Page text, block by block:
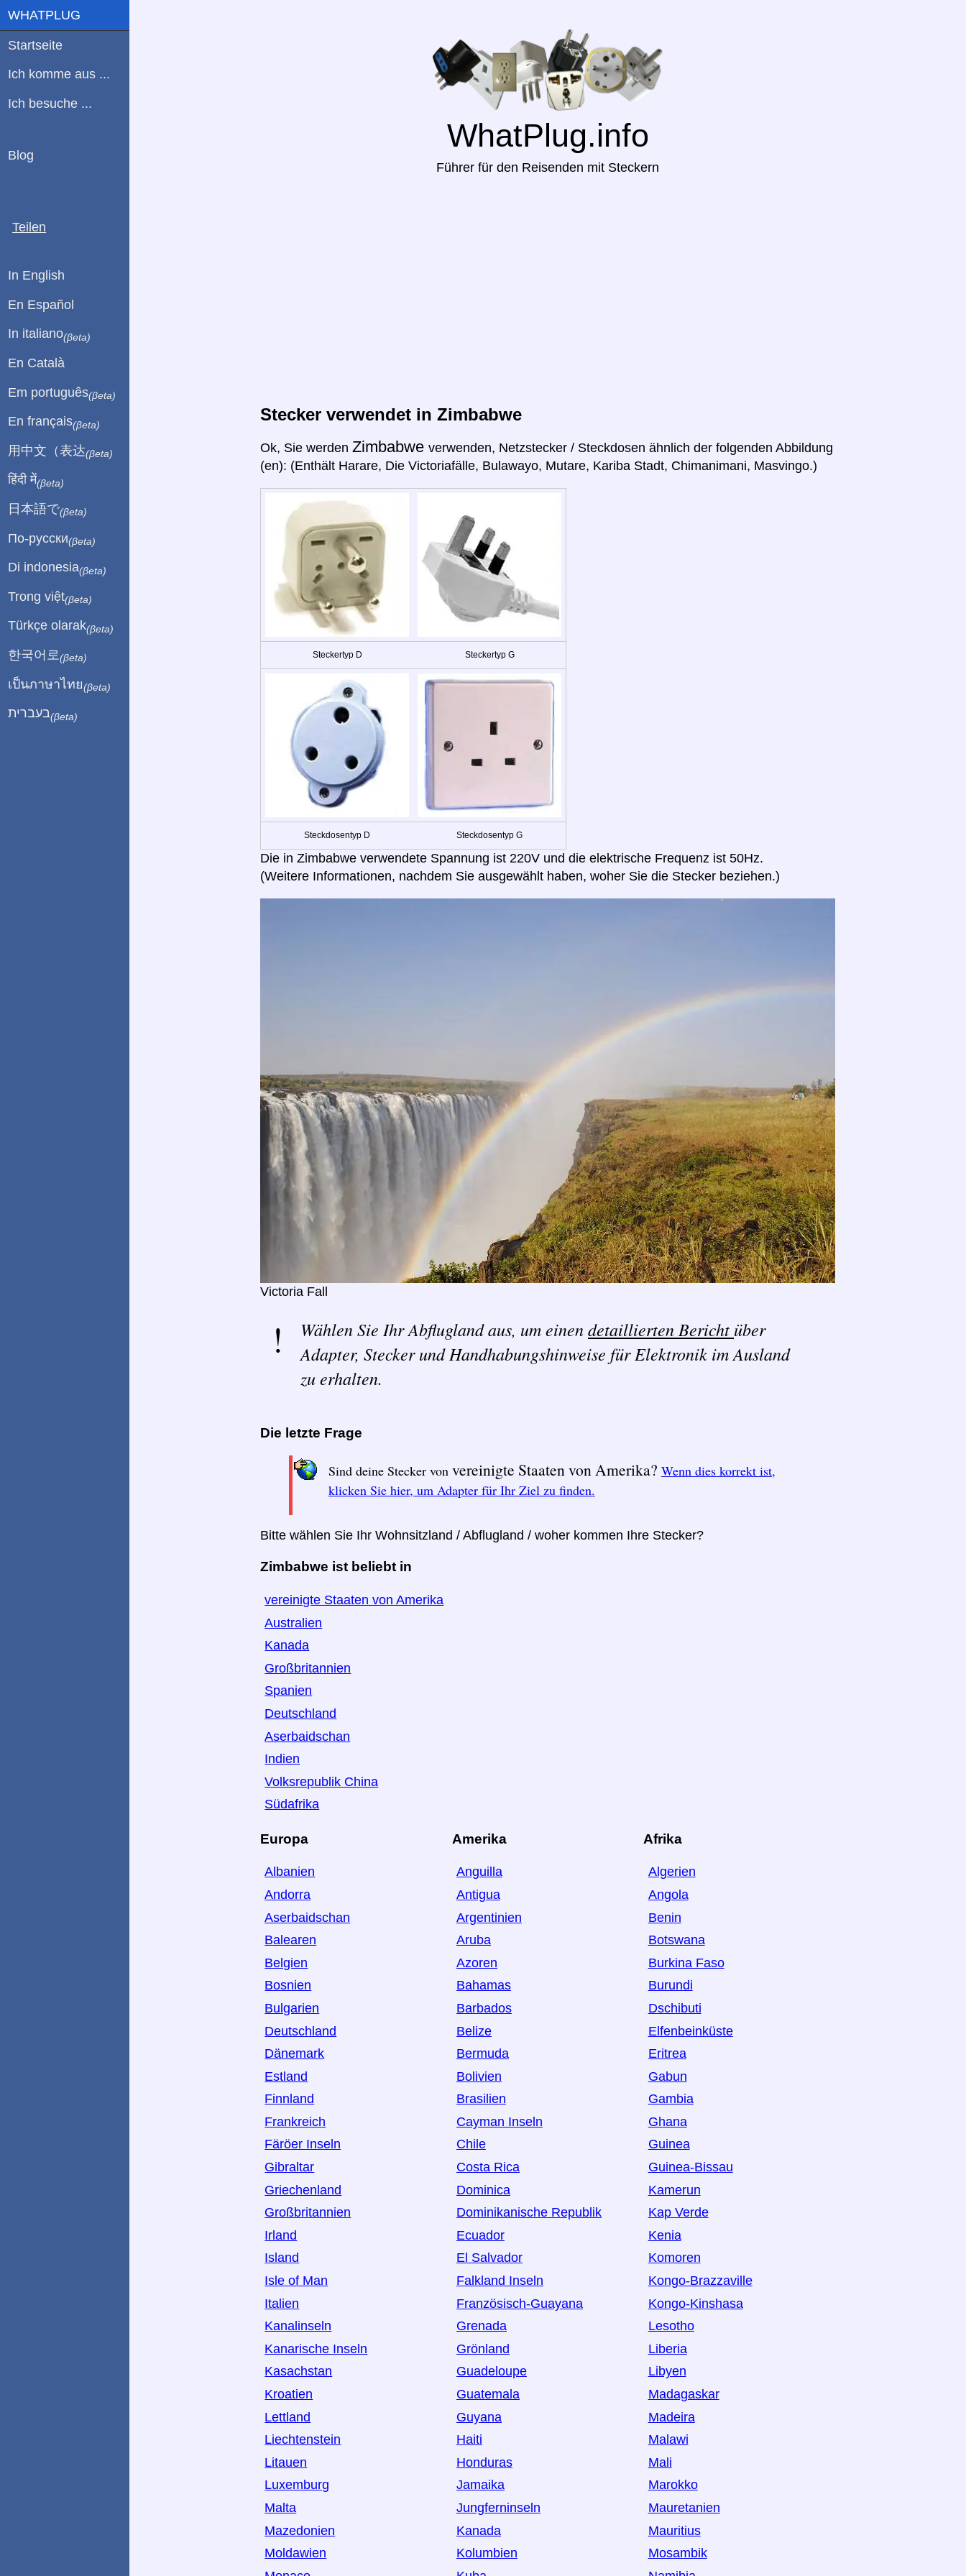
WhatPlug.info
Führer für den Reisenden mit Steckern
Stecker verwendet in Zimbabwe
Ok, Sie werden Zimbabwe verwenden, Netzstecker / Steckdosen ähnlich der folgenden Abbildung
(en): (Enthält Harare, Die Victoriafälle, Bulawayo, Mutare, Kariba Stadt, Chimanimani, Masvingo.)
Steckertyp D Steckertyp G
Steckdosentyp D Steckdosentyp G
Die in Zimbabwe verwendete Spannung ist 220V und die elektrische Frequenz ist 50Hz.
(Weitere Informationen, nachdem Sie ausgewählt haben, woher Sie die Stecker beziehen.)
Victoria Fall
Wählen Sie Ihr Abflugland aus, um einendetaillierten Bericht über
Adapter, Stecker und Handhabungshinweise für Elektronik im Ausland
zu erhalten.
Die letzte Frage
Sind deine Stecker von vereinigte Staaten von Amerika? Wenn dies korrekt ist,
klicken Sie hier, um Adapter für Ihr Ziel zu finden.
Bitte wählen Sie Ihr Wohnsitzland / Abflugland / woher kommen Ihre Stecker?
Zimbabwe ist beliebt in
vereinigte Staaten von Amerika
Australien
Kanada
Großbritannien
Spanien
Deutschland
Aserbaidschan
Indien
Volksrepublik China
Südafrika
Europa
Albanien
Andorra
Aserbaidschan
Balearen
Belgien
Bosnien
Bulgarien
Deutschland
Dänemark
Estland
Finnland
Frankreich
Färöer Inseln
Gibraltar
Griechenland
Großbritannien
Irland
Island
Isle of Man
Italien
Kanalinseln
Kanarische Inseln
Kasachstan
Kroatien
Lettland
Liechtenstein
Litauen
Luxemburg
Malta
Mazedonien
Moldawien
Amerika
Anguilla
Antigua
Argentinien
Aruba
Azoren
Bahamas
Barbados
Belize
Bermuda
Bolivien
Brasilien
Cayman Inseln
Chile
Costa Rica
Dominica
Dominikanische Republik
Ecuador
El Salvador
Falkland Inseln
Französisch-Guayana
Grenada
Grönland
Guadeloupe
Guatemala
Guyana
Haiti
Honduras
Jamaika
Jungferninseln
Kanada
Kolumbien
Afrika
Algerien
Angola
Benin
Botswana
Burkina Faso
Burundi
Dschibuti
Elfenbeinküste
Eritrea
Gabun
Gambia
Ghana
Guinea
Guinea-Bissau
Kamerun
Kap Verde
Kenia
Komoren
Kongo-Brazzaville
Kongo-Kinshasa
Lesotho
Liberia
Libyen
Madagaskar
Madeira
Malawi
Mali
Marokko
Mauretanien
Mauritius
Mosambik
WHATPLUG
Startseite
Ich komme aus ...
Ich besuche ...
Blog
Teilen
In English
En Español
In italiano(βeta)
En Català
Em português(βeta)
En français(βeta)
用中文（表达(βeta)
हिंदी में(βeta)
日本語で(βeta)
По-русски(βeta)
Di indonesia(βeta)
Trong việt(βeta)
Türkçe olarak(βeta)
한국어로 (βeta)
เป็นภาษาไทย(βeta)
בעברית(βeta)